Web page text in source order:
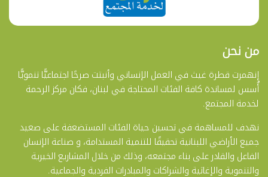
من نحن
إنهمرت قطرة غيث في العمل الإنساني وأنبتت صرحًا اجتماعيًّا تنمويًّا
أُسس لمساندة كافة الفئات المحتاجة في لبنان، فكان مركز الرحمة
لخدمة المجتمع.
نهدف للمساهمة في تحسين حياة الفئات المستضعفة على صعيد
جميع الأراضي اللبنانية تحقيقًا للتنمية المستدامة، و صناعة الإنسان
الفاعل والقادر على بناء مجتمعه، وذلك من خلال المشاريع الخيرية
والتنموية والإغاثية والشراكات والمبادرات الفردية والجماعية.